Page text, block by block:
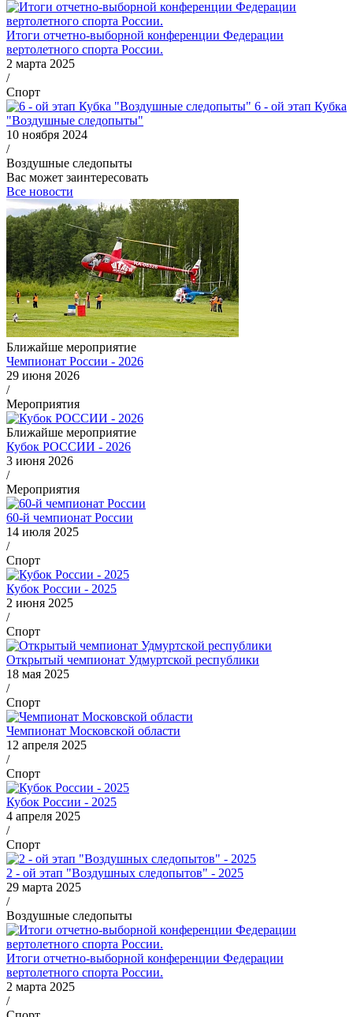
Итоги отчетно-выборной конференции Федерации
вертолетного спорта России.
2 марта 2025
/
Спорт
6 - ой этап Кубка
"Воздушные следопыты"
10 ноября 2024
/
Воздушные следопыты
Вас может заинтересовать
Все новости
Ближайше мероприятие
Чемпионат России - 2026
29 июня 2026
/
Мероприятия
Ближайше мероприятие
Кубок РОССИИ - 2026
3 июня 2026
/
Мероприятия
60-й чемпионат России
14 июля 2025
/
Спорт
Кубок России - 2025
2 июня 2025
/
Спорт
Открытый чемпионат Удмуртской республики
18 мая 2025
/
Спорт
Чемпионат Московской области
12 апреля 2025
/
Спорт
Кубок России - 2025
4 апреля 2025
/
Спорт
2 - ой этап "Воздушных следопытов" - 2025
29 марта 2025
/
Воздушные следопыты
Итоги отчетно-выборной конференции Федерации
вертолетного спорта России.
2 марта 2025
/